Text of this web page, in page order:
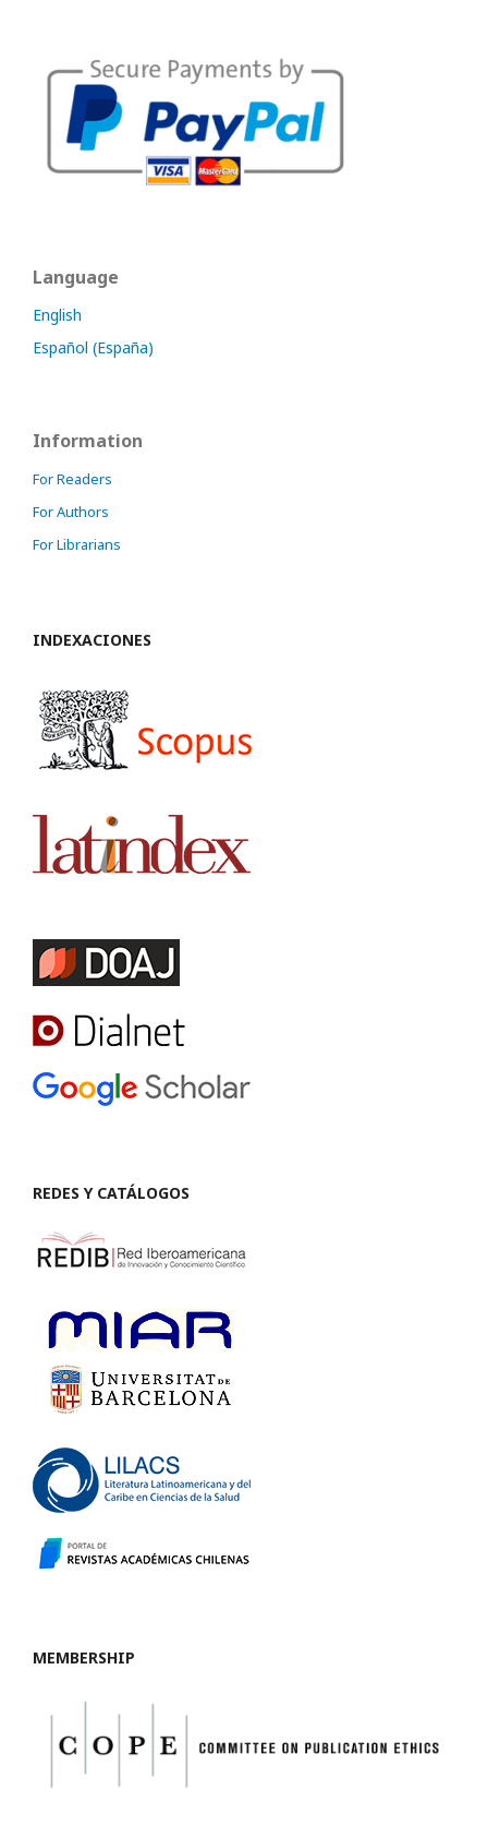
Language
English
Español (España)
Information
For Readers
For Authors
For Librarians
INDEXACIONES
REDES Y CATÁLOGOS
MEMBERSHIP